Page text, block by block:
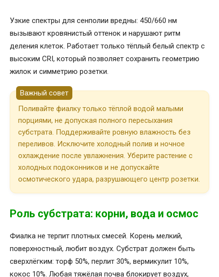
Узкие спектры для сенполии вредны: 450/660 нм
вызывают кровянистый оттенок и нарушают ритм
деления клеток. Работает только тёплый белый спектр с
высоким CRI, который позволяет сохранить геометрию
жилок и симметрию розетки.
Важный совет
Поливайте фиалку только тёплой водой малыми
порциями, не допуская полного пересыхания
субстрата. Поддерживайте ровную влажность без
переливов. Исключите холодный полив и ночное
охлаждение после увлажнения. Уберите растение с
холодных подоконников и не допускайте
осмотического удара, разрушающего центр розетки.
Роль субстрата: корни, вода и осмос
Фиалка не терпит плотных смесей. Корень мелкий,
поверхностный, любит воздух. Субстрат должен быть
сверхлёгким: торф 50%, перлит 30%, вермикулит 10%,
кокос 10%. Любая тяжёлая почва блокирует воздух,